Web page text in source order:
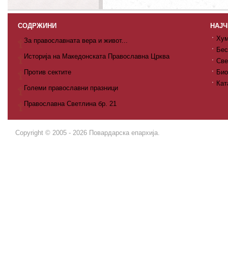
СОДРЖИНИ
За православната вера и живот...
Историја на Македонската Православна Црква
Против сектите
Големи православни празници
Православна Светлина бр. 21
Copyright © 2005 - 2026 Повардарска епархија.